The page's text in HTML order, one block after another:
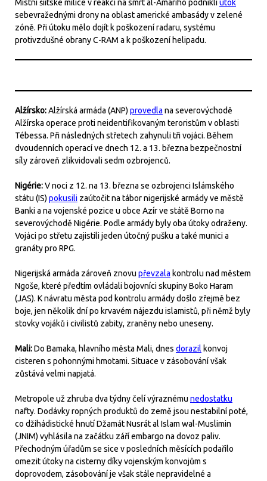
Místní šíitské milice v reakci na smrt al-Amárího podnikliútok
sebevražednými drony na oblast americké ambasády v zelené
zóně. Při útoku mělo dojít k poškození radaru, systému
protivzdušné obrany C-RAM a k poškození helipadu.
Alžírsko:Alžírská armáda (ANP) provedla na severovýchodě
Alžírska operace proti neidentifikovaným teroristům v oblasti
Tébessa. Při následných střetech zahynuli tři vojáci. Během
dvoudenních operací ve dnech 12. a 13. března bezpečnostní
síly zároveň zlikvidovali sedm ozbrojenců.
Nigérie:V noci z 12. na 13. března se ozbrojenci Islámského
státu (IS) pokusili zaútočit na tábor nigerijské armády ve městě
Banki a na vojenské pozice u obce Azír ve státě Borno na
severovýchodě Nigérie. Podle armády byly oba útoky odraženy.
Vojáci po střetu zajistili jeden útočný pušku a také munici a
granáty pro RPG.
Nigerijská armáda zároveň znovu převzala kontrolu nad městem
Ngoše, které předtím ovládali bojovníci skupiny Boko Haram
(JAS). K návratu města pod kontrolu armády došlo zřejmě bez
boje, jen několik dní po krvavém nájezdu islamistů, při němž byly
stovky vojáků i civilistů zabity, zraněny nebo uneseny.
Mali:Do Bamaka, hlavního města Mali, dnes dorazil konvoj
cisteren s pohonnými hmotami. Situace v zásobování však
zůstává velmi napjatá.
Metropole už zhruba dva týdny čelí výraznému nedostatku
nafty. Dodávky ropných produktů do země jsou nestabilní poté,
co džihádistické hnutí Džamát Nusrát al Islam wal-Muslimin
(JNIM) vyhlásila na začátku září embargo na dovoz paliv.
Přechodným úřadům se sice v posledních měsících podařilo
omezit útoky na cisterny díky vojenským konvojům s
doprovodem, zásobování je však stále nepravidelné a